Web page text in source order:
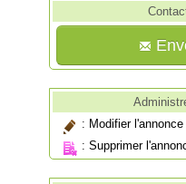
: Modifier l'annonce
:Supprimer